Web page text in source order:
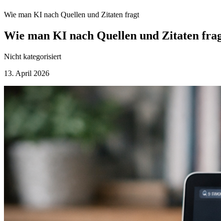
Wie man KI nach Quellen und Zitaten fragt
Wie man KI nach Quellen und Zitaten
Nicht kategorisiert
13. April 2026